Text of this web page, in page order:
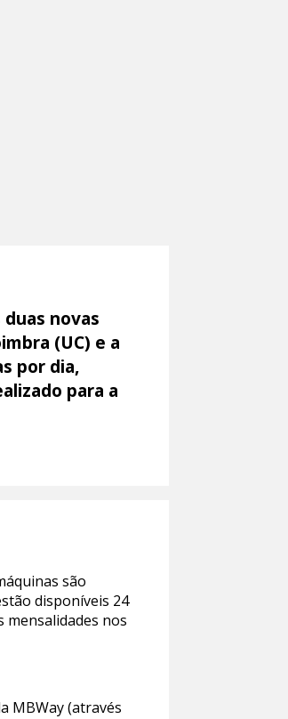
novas
(UC) e a
por dia,
para a
são
disponíveis 24
mensalidades nos
MBWay (através